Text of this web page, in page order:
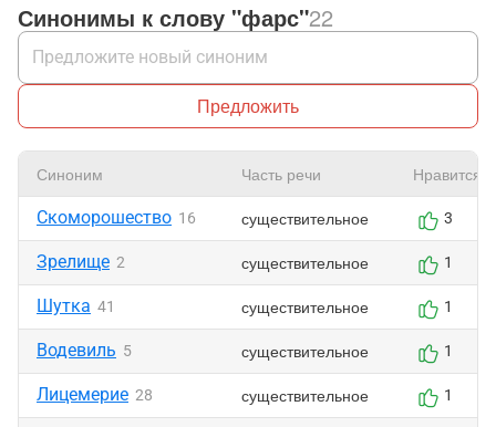
Синонимы к слову "фарс"22
Предложить
Синоним Часть речи Нравится
Скоморошество 16 существительное 3
Зрелище 2 существительное 1
Шутка 41 существительное 1
Водевиль 5 существительное 1
Лицемерие 28 существительное 1